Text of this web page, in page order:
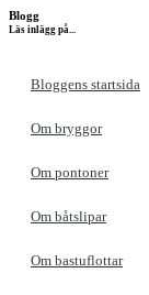
Blogg
Läs inlägg på...
Bloggens startsida
Om bryggor
Om pontoner
Om båtslipar
Om bastuflottar